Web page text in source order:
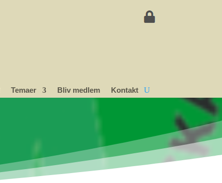
Temaer Bliv medlem Kontakt